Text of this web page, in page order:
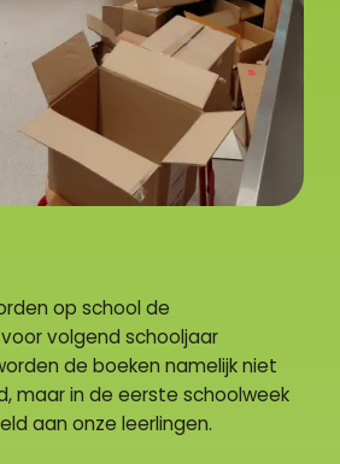
op school de
volgend schooljaar
de boeken namelijk niet
maar in de eerste schoolweek
aan onze leerlingen.